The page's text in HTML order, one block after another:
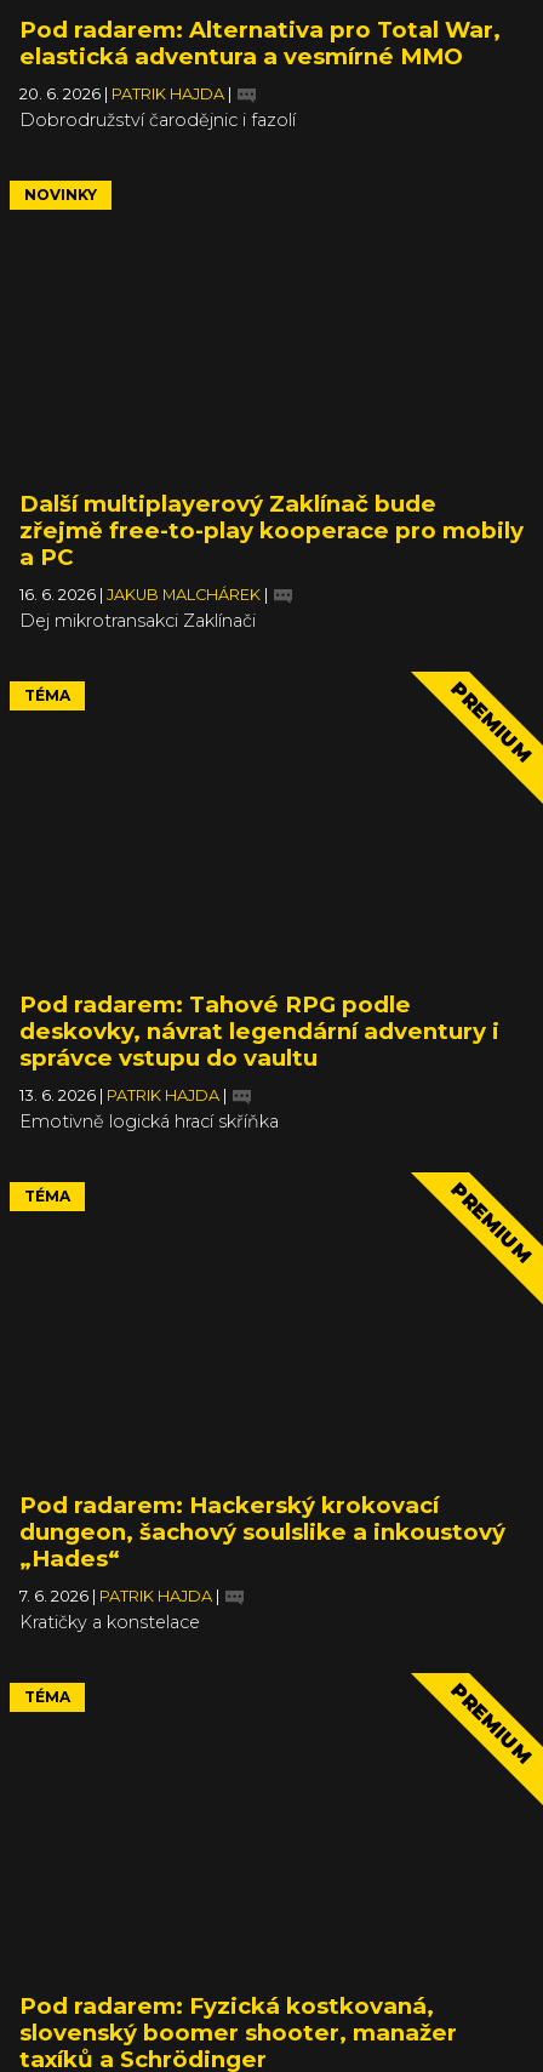
Pod radarem: Alternativa pro Total War,
elastická adventura a vesmírné MMO
20. 6. 2026 PATRIK HAJDA
Dobrodružství čarodějnic i fazolí
NOVINKY
Další multiplayerový Zaklínač bude
zřejmě free-to-play kooperace pro mobily
a PC
16. 6. 2026 JAKUB MALCHÁREK
Dej mikrotransakci Zaklínači
TÉMA PREMIUM
Pod radarem: Tahové RPG podle
deskovky, návrat legendární adventury i
správce vstupu do vaultu
13. 6. 2026 PATRIK HAJDA
Emotivně logická hrací skříňka
TÉMA PREMIUM
Pod radarem: Hackerský krokovací
dungeon, šachový soulslike a inkoustový
„Hades“
7. 6. 2026 PATRIK HAJDA
Kratičky a konstelace
TÉMA PREMIUM
Pod radarem: Fyzická kostkovaná,
slovenský boomer shooter, manažer
taxíků a Schrödinger